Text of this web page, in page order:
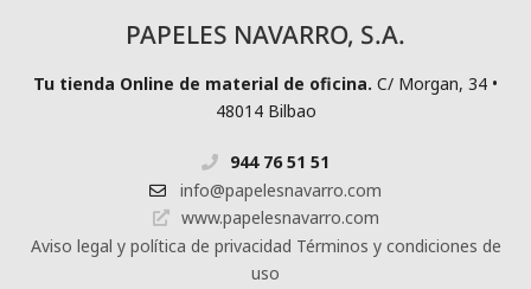
PAPELES NAVARRO, S.A.
Tu tienda Online de material de oficina. C/ Morgan, 34 •
48014 Bilbao
944 76 51 51
info@papelesnavarro.com
www.papelesnavarro.com
Aviso legal y política de privacidad Términos y condiciones de
uso